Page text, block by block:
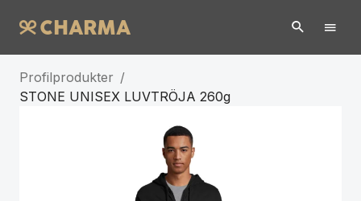
Profilprodukter /
STONE UNISEX LUVTRÖJA 260g